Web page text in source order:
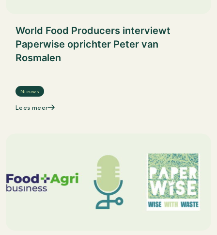
World Food Producers interviewt
Paperwise oprichter Peter van
Rosmalen
Nieuws
Lees meer